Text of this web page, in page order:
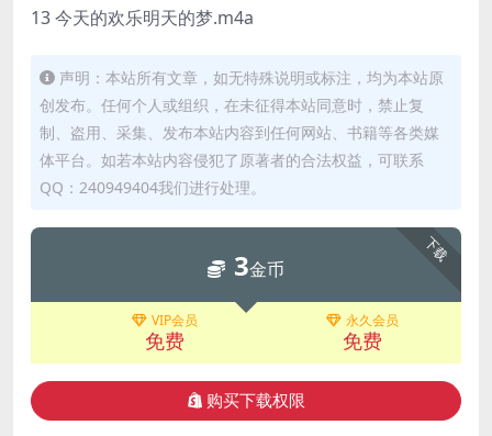
13 今天的欢乐明天的梦.m4a
声明：本站所有文章，如无特殊说明或标注，均为本站原
创发布。任何个人或组织，在未征得本站同意时，禁止复
制、盗用、采集、发布本站内容到任何网站、书籍等各类媒
体平台。如若本站内容侵犯了原著者的合法权益，可联系
QQ：240949404我们进行处理。
下载
3金币
VIP会员
免费
永久会员
免费
购买下载权限